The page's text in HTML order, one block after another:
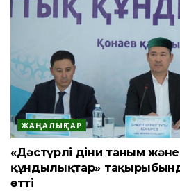
ЖАҢАЛЫҚТАР
«Дәстүрлі діни таным
құндылықтар»
өтті